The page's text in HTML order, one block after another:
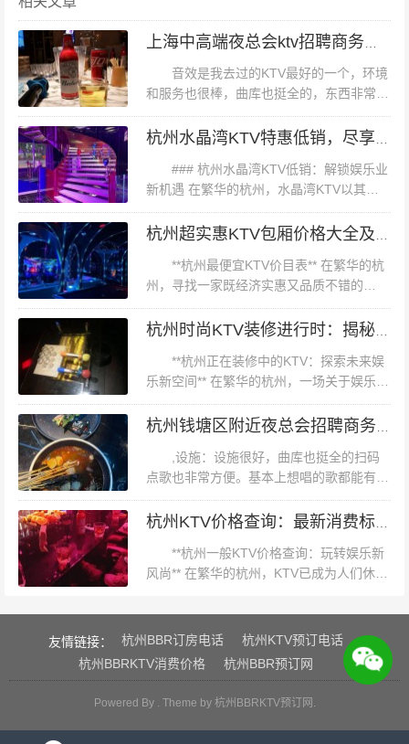
本的娱乐设施外，该场所还提供了丰富的周边服务，如草
原观光、骑马体验等，让顾客在享受音乐的同时，也能感
受到草原的魅力。 - **营销策略**：通过社交媒体宣传、线
下活动等方式进行营销，提高了品牌知名度。此外，该场
所还推出了会员制度、优惠套餐等促销活动，吸引了更多
顾客前来消费。 **四、总结与展望** 随着人们生活水平的
提高和娱乐方式的多样化发展，杭州KTV蒙古包作为一种
新兴的娱乐形式正逐渐受到越来越多人的喜爱。未来随着
更多创新元素的融入和服务的不断完善这些场所必将为市
民和游客带来更多惊喜和乐趣。让我们共同期待这一城市
娱乐新风尚的持续发展吧！
音效是我去过的KTV最好的一个，环境
和服务也很棒，曲库也挺全的，东西非常好
吃朋友生日在这里聚会，老板给了最大包
间，居然还跃层，很赞哦音效还不错，价格
### 杭州水晶湾KTV低销：解锁娱乐业
新机遇 在繁华的杭州，水晶湾KTV以其独
特的魅力和卓越的服务，成为了市民和游客
们聚会娱乐的首选之地。然而，近期该KTV
**杭州最便宜KTV价目表** 在繁华的杭
州，寻找一家既经济实惠又品质不错的
KTV，是许多人心中的小确幸。本文将为您
揭示杭州最实惠的KTV价目表，帮助您轻松
**杭州正在装修中的KTV：探索未来娱
乐新空间** 在繁华的杭州，一场关于娱乐与
时尚的变革正在悄然进行。随着城市建设的
日新月异，越来越多的KTV场所开始注重装
,设施：设施很好，曲库也挺全的扫码
点歌也非常方便。基本上想唱的歌都能有有
一些冷门的还是找不到。薄荷环境：环境很
好，小包间的话，两个人绰绰有余。累的时
**杭州一般KTV价格查询：玩转娱乐新
风尚** 在繁华的杭州，KTV已成为人们休闲
建，还是个人放松，走进一家KTV，总能找
到属于自己的快乐节奏。...
友情链接： 杭州BBR订房电话
杭州KTV预订电话
杭州BBRKTV消费价格
杭州BBR预订网
Powered By . Theme by 杭州BBRKTV预订网 .